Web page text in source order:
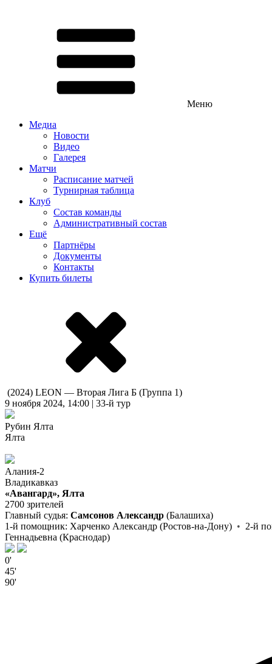
Меню
Медиа
Новости
Видео
Галерея
Матчи
Расписание матчей
Турнирная таблица
Клуб
Состав команды
Административный состав
Ещё
Партнёры
Документы
Контакты
Купить билеты
(2024) LEON — Вторая Лига Б (Группа 1)
9 ноября 2024, 14:00 | 33-й тур
Рубин Ялта
Ялта
Алания-2
Владикавказ
«Авангард», Ялта
2700 зрителей
Главный судья: Самсонов Александр (Балашиха)
1-й помощник: Харченко Александр (Ростов-на-Дону) • 2-й
Геннадьевна (Краснодар)
0'
45'
90'